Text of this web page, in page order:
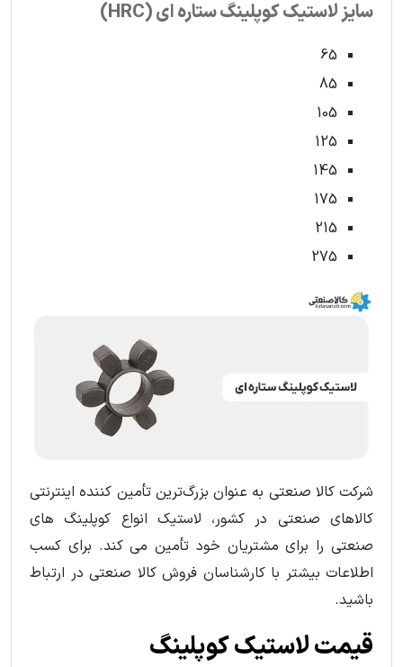
سایز لاستیک کوپلینگ ستاره ای (HRC)
65
85
105
125
145
175
215
275
شرکت کالا صنعتی به عنوان بزرگ‌ترین تأمین کننده اینترنتی
کالاهای صنعتی در کشور، لاستیک انواع کوپلینگ های
صنعتی را برای مشتریان خود تأمین می کند. برای کسب
اطلاعات بیشتر با کارشناسان فروش کالا صنعتی در ارتباط
باشید.
قیمت لاستیک کوپلینگ